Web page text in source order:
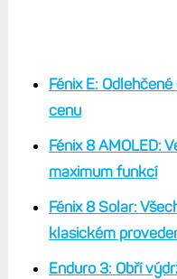
Fénix E:
cenu
Fénix 8 AMOLED:
maximum funkcí
Fénix 8 Solar:
klasickém
Enduro 3: Obří